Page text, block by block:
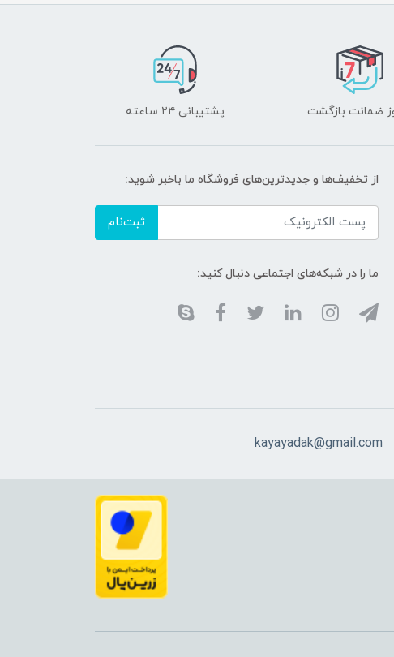
پشتیبانی ۲۴ ساعته
از تخفیف‌ها و جدیدترین‌های فروشگاه ما باخبر شوید:
ثبت‌نام
ما را در شبکه‌های اجتماعی دنبال کنید:
kayayadak@gmail.com